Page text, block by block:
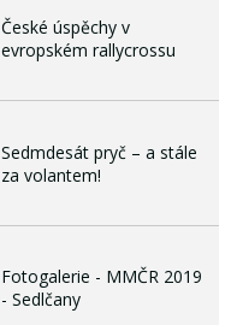
České úspěchy v
evropském rallycrossu
Sedmdesát pryč – a stále
za volantem!
Fotogalerie - MMČR 2019
- Sedlčany